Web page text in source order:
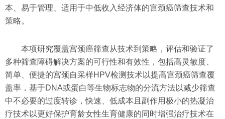
本、易于管理、适用于中低收入经济体的宫颈癌筛查技术和
策略。
本项研究覆盖宫颈癌筛查从技术到策略，评估和验证了
多种筛查障碍解决方案的可行性和有效性，包括高灵敏度、
简单、便捷的宫颈自采样HPV检测技术以提高宫颈癌筛查覆
盖率，基于DNA或蛋白等生物标志物的分流方法以减少筛查
中不必要的过度转诊，快速、低成本且副作用极小的热凝治
疗技术以更好保护育龄女性生育健康的同时增强治疗技术在